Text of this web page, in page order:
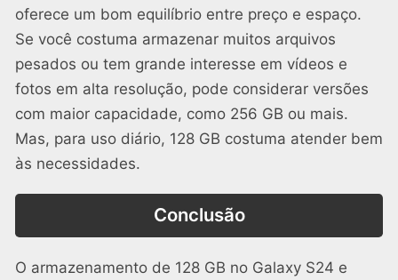
oferece um bom equilíbrio entre preço e espaço.
Se você costuma armazenar muitos arquivos
pesados ou tem grande interesse em vídeos e
fotos em alta resolução, pode considerar versões
com maior capacidade, como 256 GB ou mais.
Mas, para uso diário, 128 GB costuma atender bem
às necessidades.
Conclusão
O armazenamento de 128 GB no Galaxy S24 e